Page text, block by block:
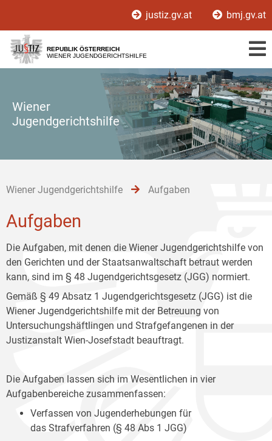
[1]
[2]
[3]
justiz.gv.at bmj.gv.at
REPUBLIK ÖSTERREICH
WIENER JUGENDGERICHTSHILFE
Wiener
Jugendgerichtshilfe
Wiener Jugendgerichtshilfe Aufgaben
Aufgaben
Die Aufgaben, mit denen die Wiener Jugendgerichtshilfe von
den Gerichten und der Staatsanwaltschaft betraut werden
kann, sind im § 48 Jugendgerichtsgesetz (JGG) normiert.
Gemäß § 49 Absatz 1 Jugendgerichtsgesetz (JGG) ist die
Wiener Jugendgerichtshilfe mit der Betreuung von
Untersuchungshäftlingen und Strafgefangenen in der
Justizanstalt Wien-Josefstadt beauftragt.
Die Aufgaben lassen sich im Wesentlichen in vier
Aufgabenbereiche zusammenfassen:
Verfassen von Jugenderhebungen für
das Strafverfahren (§ 48 Abs 1 JGG)